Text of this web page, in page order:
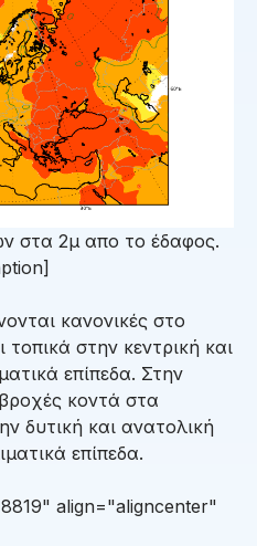
στα 2μ απο το έδαφος.
κανονικές στο
στην κεντρική και
επίπεδα. Στην
κοντά στα
δυτική και ανατολική
επίπεδα.
align="aligncenter"